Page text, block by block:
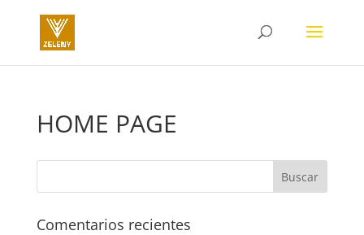
HOME PAGE
Comentarios recientes